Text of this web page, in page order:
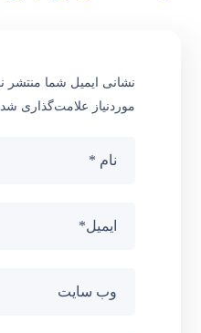
نشانی ایمیل شما منتشر
موردنیاز علامت‌گذاری